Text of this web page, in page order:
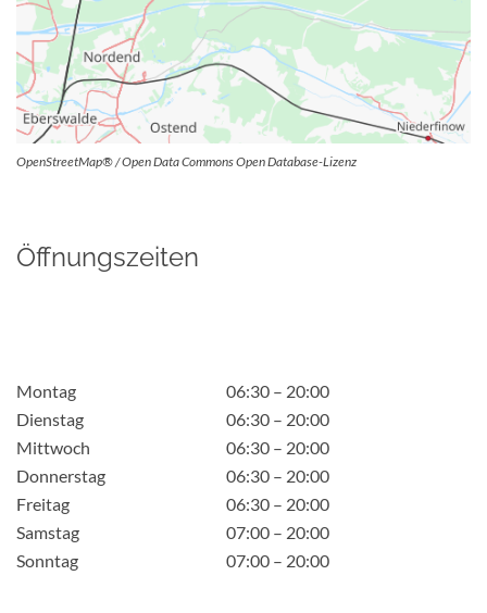
OpenStreetMap® / Open Data Commons Open Database-Lizenz
Öffnungszeiten
Montag
06:30 – 20:00
Dienstag
06:30 – 20:00
Mittwoch
06:30 – 20:00
Donnerstag
06:30 – 20:00
Freitag
06:30 – 20:00
Samstag
07:00 – 20:00
Sonntag
07:00 – 20:00